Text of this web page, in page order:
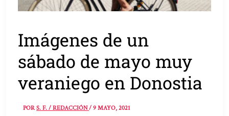
Imágenes de un
sábado de mayo muy
veraniego en Donostia
PORS. F. / REDACCIÓN/9 MAYO, 2021